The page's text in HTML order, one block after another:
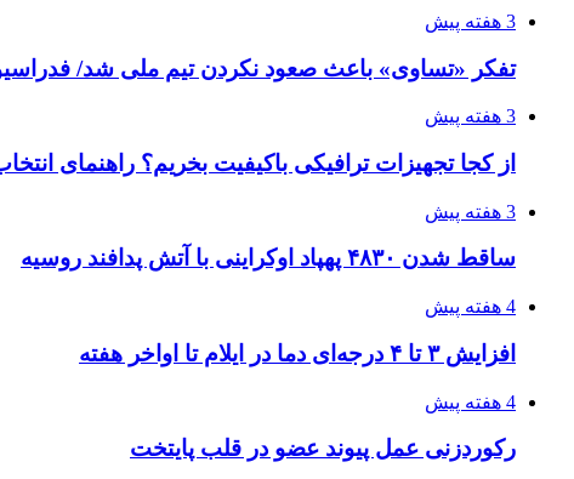
3 هفته پیش
تفکر «تساوی» باعث صعود نکردن تیم ملی شد/
3 هفته پیش
از کجا تجهیزات ترافیکی باکیفیت بخریم؟ راهنمای
3 هفته پیش
ساقط شدن ۴۸۳۰ پهپاد اوکراینی با آتش پدافند روسیه
4 هفته پیش
افزایش ۳ تا ۴ درجه‌ای دما در ایلام تا اواخر هفته
4 هفته پیش
رکوردزنی عمل پیوند عضو در قلب پایتخت